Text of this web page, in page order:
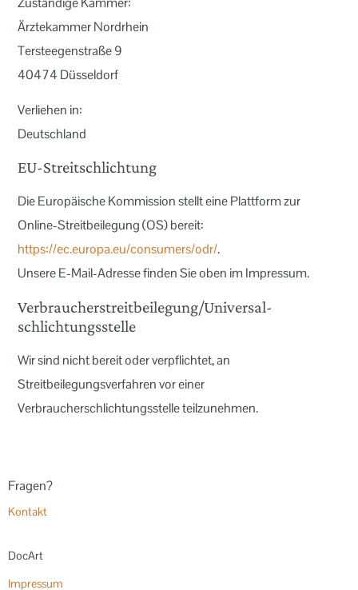
Ärztekammer Nordrhein
Tersteegenstraße 9
40474 Düsseldorf
Verliehen in:
Deutschland
EU-Streitschlichtung
Die Europäische Kommission stellt eine Plattform zur
Online-Streitbeilegung (OS) bereit:
https://ec.europa.eu/consumers/odr/.
Unsere E-Mail-Adresse finden Sie oben im Impressum.
Verbraucher­streit­beilegung/Universal­
schlichtungs­stelle
Wir sind nicht bereit oder verpflichtet, an
Streitbeilegungsverfahren vor einer
Verbraucherschlichtungsstelle teilzunehmen.
Fragen?
Kontakt
DocArt
Impressum